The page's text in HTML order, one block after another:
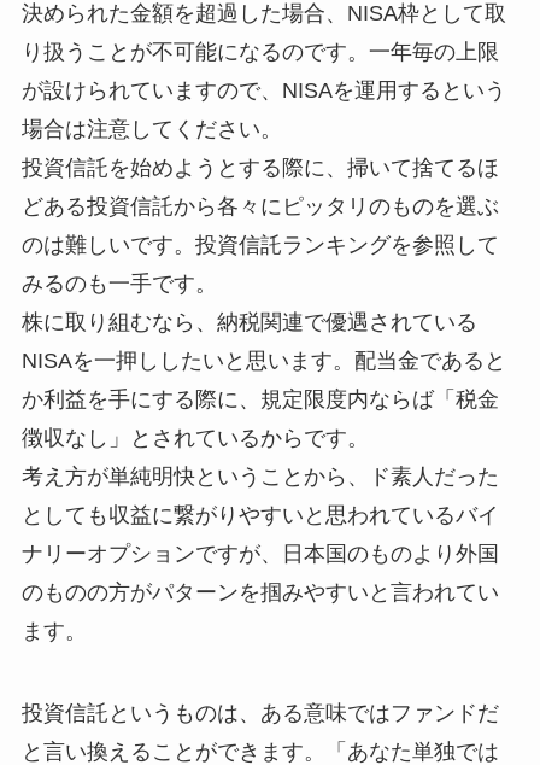
決められた金額を超過した場合、NISA枠として取
り扱うことが不可能になるのです。一年毎の上限
が設けられていますので、NISAを運用するという
場合は注意してください。
投資信託を始めようとする際に、掃いて捨てるほ
どある投資信託から各々にピッタリのものを選ぶ
のは難しいです。投資信託ランキングを参照して
みるのも一手です。
株に取り組むなら、納税関連で優遇されている
NISAを一押ししたいと思います。配当金であると
か利益を手にする際に、規定限度内ならば「税金
徴収なし」とされているからです。
考え方が単純明快ということから、ド素人だった
としても収益に繋がりやすいと思われているバイ
ナリーオプションですが、日本国のものより外国
のものの方がパターンを掴みやすいと言われてい
ます。
投資信託というものは、ある意味ではファンドだ
と言い換えることができます。「あなた単独では